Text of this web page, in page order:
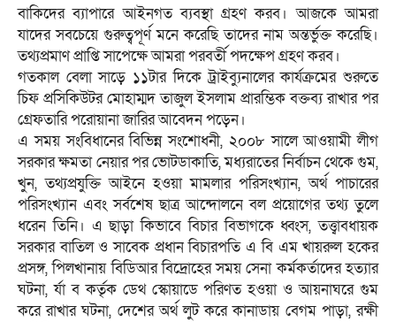
বাকিদের ব্যাপারে আইনগত ব্যবস্থা গ্রহণ করব। আজকে আমরা
যাদের সবচেয়ে গুরুত্বপূর্ণ মনে করেছি তাদের নাম অন্তর্ভুক্ত করেছি।
তথ্যপ্রমাণ প্রাপ্তি সাপেক্ষে আমরা পরবর্তী পদক্ষেপ গ্রহণ করব।
গতকাল বেলা সাড়ে ১১টার দিকে ট্রাইব্যুনালের কার্যক্রমের শুরুতে
চিফ প্রসিকিউটর মোহাম্মদ তাজুল ইসলাম প্রারম্ভিক বক্তব্য রাখার পর
গ্রেফতারি পরোয়ানা জারির আবেদন পড়েন।
এ সময় সংবিধানের বিভিন্ন সংশোধনী, ২০০৮ সালে আওয়ামী লীগ
সরকার ক্ষমতা নেয়ার পর ভোটডাকাতি, মধ্যরাতের নির্বাচন থেকে গুম,
খুন, তথ্যপ্রযুক্তি আইনে হওয়া মামলার পরিসংখ্যান, অর্থ পাচারের
পরিসংখ্যান এবং সর্বশেষ ছাত্র আন্দোলনে বল প্রয়োগের তথ্য তুলে
ধরেন তিনি। এ ছাড়া কিভাবে বিচার বিভাগকে ধ্বংস, তত্ত্বাবধায়ক
সরকার বাতিল ও সাবেক প্রধান বিচারপতি এ বি এম খায়রুল হকের
প্রসঙ্গ, পিলখানায় বিডিআর বিদ্রোহের সময় সেনা কর্মকর্তাদের হত্যার
ঘটনা, র্যা ব কর্তৃক ডেথ স্কোয়াডে পরিণত হওয়া ও আয়নাঘরে গুম
করে রাখার ঘটনা, দেশের অর্থ লুট করে কানাডায় বেগম পাড়া, রক্ষী